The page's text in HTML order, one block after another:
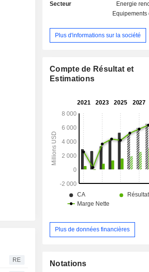
RE
Secteur
Energie
Equipements
Plus d'informations sur la société
Compte de Résultat et
Estimations
Plus de données financières
Notations